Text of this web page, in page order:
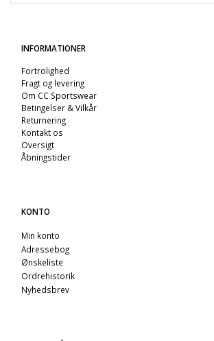
INFORMATIONER
Fortrolighed
Fragt og levering
Om CC Sportswear
Betingelser & Vilkår
Returnering
Kontakt os
Oversigt
Åbningstider
KONTO
Min konto
Adressebog
Ønskeliste
Ordrehistorik
Nyhedsbrev